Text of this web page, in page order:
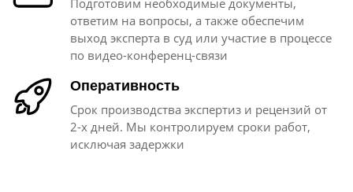
Подготовим необходимые документы,
ответим на вопросы, а также обеспечим
выход эксперта в суд или участие в процессе
по видео-конференц-связи
Оперативность
Срок производства экспертиз и рецензий от
2-х дней. Мы контролируем сроки работ,
исключая задержки